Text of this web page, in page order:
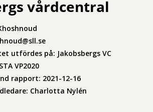
vårdcentral
utfördes på: Jakobsbergs VC
VP2020
rapport: 2021-12-16
Charlotta Nylén